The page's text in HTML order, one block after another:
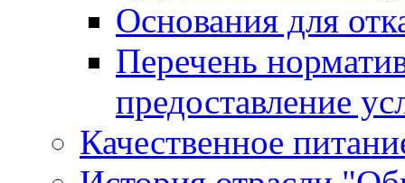
Основания для
Перечень
предоставление
Качественное